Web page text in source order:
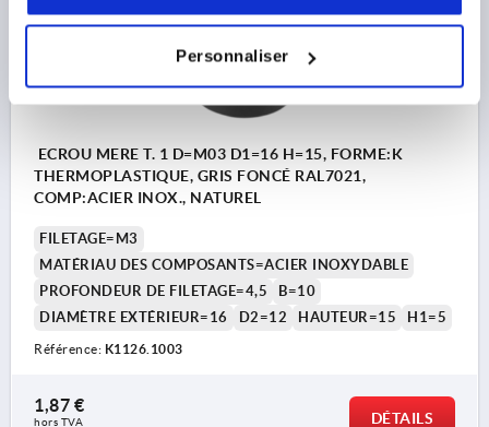
Personnaliser
ECROU MERE T. 1 D=M03 D1=16 H=15, FORME:K
THERMOPLASTIQUE, GRIS FONCÉ RAL7021,
COMP:ACIER INOX., NATUREL
FILETAGE=M3
MATÉRIAU DES COMPOSANTS=ACIER INOXYDABLE
PROFONDEUR DE FILETAGE=4,5
B=10
DIAMÈTRE EXTÉRIEUR=16
D2=12 HAUTEUR=15 H1=5
Référence: K1126.1003
1,87 €
hors TVA
DÉTAILS